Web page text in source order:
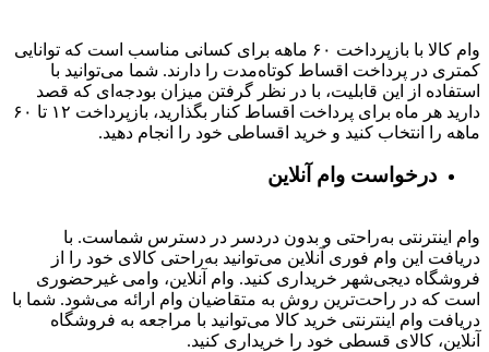
وام کالا با بازپرداخت ۶۰ ماهه برای کسانی مناسب است که توانایی
کمتری در پرداخت اقساط کوتاه‌مدت را دارند. شما می‌توانید با
استفاده از این قابلیت، با در نظر گرفتن میزان بودجه‌ای که قصد
دارید هر ماه برای پرداخت اقساط کنار بگذارید، بازپرداخت ۱۲ تا ۶۰
ماهه را انتخاب کنید و خرید اقساطی خود را انجام دهید.
درخواست وام آنلاین
وام اینترنتی به‌راحتی و بدون دردسر در دسترس شماست. با
دریافت این وام فوری آنلاین می‌توانید به‌راحتی کالای خود را از
فروشگاه دیجی‌شهر خریداری کنید. وام آنلاین، وامی غیرحضوری
است که در راحت‌ترین روش به متقاضیان وام ارائه می‌شود. شما با
دریافت وام اینترنتی خرید کالا می‌توانید با مراجعه به فروشگاه
آنلاین، کالای قسطی خود را خریداری کنید.